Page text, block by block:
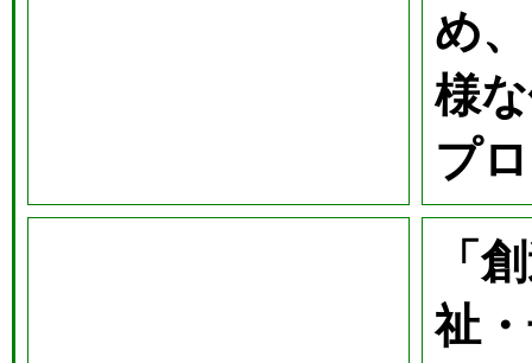
め
様
プ
「
祉